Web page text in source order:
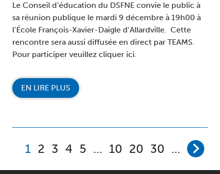
Le Conseil d’éducation du DSFNE convie le public à
sa réunion publique le mardi 9 décembre à 19h00 à
l’École François-Xavier-Daigle d’Allardville. Cette
rencontre sera aussi diffusée en direct par TEAMS.
Pour participer veuillez cliquer ici.
EN LIRE PLUS
1 2 3 4 5 ... 10 20 30 ...